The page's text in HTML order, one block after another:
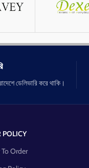
ডেলিভারি করে থাকি।
POLICY
Order